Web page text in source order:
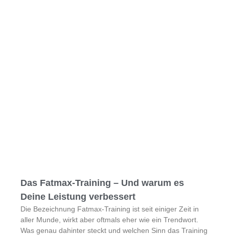
Das Fatmax-Training – Und warum es
Deine Leistung verbessert
Die Bezeichnung Fatmax-Training ist seit einiger Zeit in
aller Munde, wirkt aber oftmals eher wie ein Trendwort.
Was genau dahinter steckt und welchen Sinn das Training